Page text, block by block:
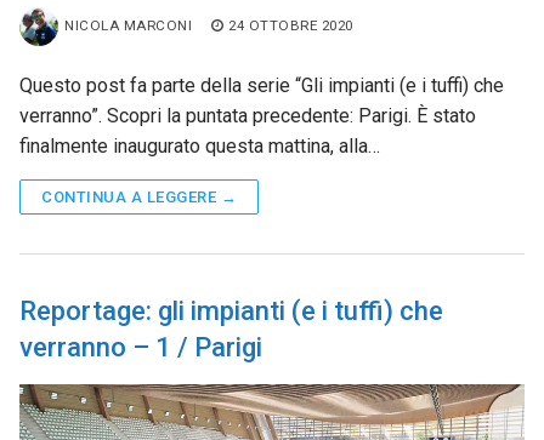
NICOLA MARCONI 24 OTTOBRE 2020
Questo post fa parte della serie “Gli impianti (e i tuffi) che
verranno”. Scopri la puntata precedente: Parigi. È stato
finalmente inaugurato questa mattina, alla…
CONTINUA A LEGGERE →
Reportage: gli impianti (e i tuffi) che
verranno – 1 / Parigi